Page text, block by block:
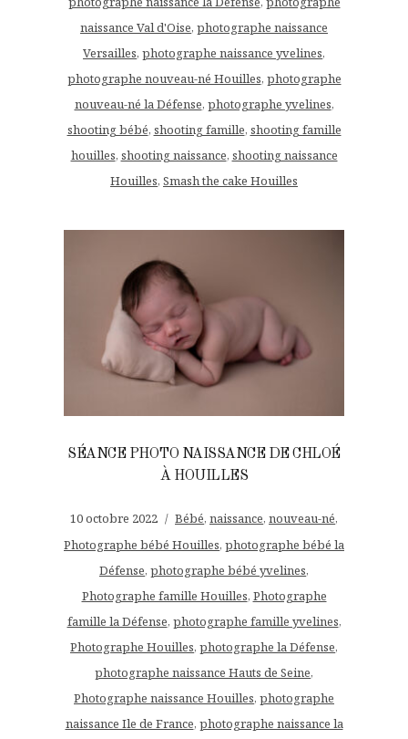
naissance Val d'Oise, photographe naissance
Versailles, photographe naissance yvelines,
photographe nouveau-né Houilles, photographe
nouveau-né la Défense, photographe yvelines,
shooting bébé, shooting famille, shooting famille
houilles, shooting naissance, shooting naissance
Houilles, Smash the cake Houilles
SÉANCE PHOTO NAISSANCE DE CHLOÉ
À HOUILLES
10 octobre 2022 Bébé, naissance, nouveau-né,
Photographe bébé Houilles, photographe bébé la
Défense, photographe bébé yvelines,
Photographe famille Houilles, Photographe
famille la Défense, photographe famille yvelines,
Photographe Houilles, photographe la Défense,
photographe naissance Hauts de Seine,
Photographe naissance Houilles, photographe
naissance Ile de France, photographe naissance la